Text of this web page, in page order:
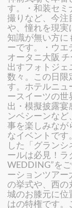
す。・和装セミ
撮りなど、今注
や、憧れを現実
知識が無い方に
ーです。・ウエ
オータニ大阪
出すフォトジェ
数々。この日限
す。ホテルニュ
ースイーツの世
出・模擬披露宴
ンベシーンな
事を楽しみなが
なイベントです
した「グラン
ールは必見！ラ
WEDDING”を
ーションツア
の挙式や、西の
城のお膝元に位
はの特権です。